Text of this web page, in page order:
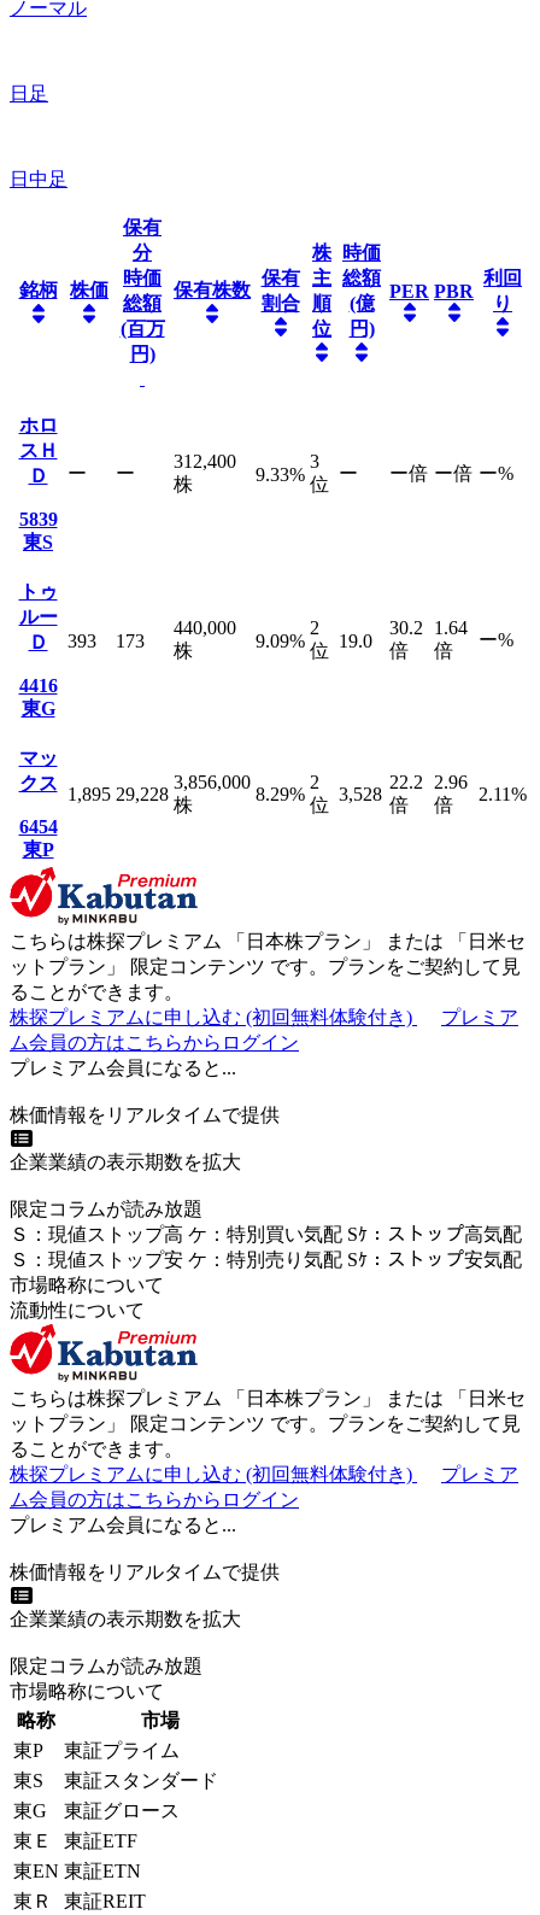
ノーマル
日足
日中足
銘柄 株価
保有
分
時価
総額
(百万
円)
保有株数
保有
割合
株
主
順
位
時価
総額
(億
円)
PER PBR
利回
り
ホロ
スＨ
Ｄ
5839
東S
ー ー
312,400
株
9.33%
3
位
ー ー倍 ー倍 ー%
トゥ
ルー
Ｄ
4416
東G
393 173
440,000
株
9.09%
2
位 19.0
30.2
倍
1.64
倍
ー%
マッ
クス
6454
東P
1,895 29,228
3,856,000
株
8.29%
2
位
3,528
22.2
倍
2.96
倍
2.11%
こちらは株探プレミアム 「 日本株プラン 」 または 「 日米セ
ットプラン 」 限定コンテンツ です。プランをご契約して見
ることができます。
株探プレミアムに申し込む (初回無料体験付き)
プレミア
ム会員の方はこちらからログイン
プレミアム会員になると...
株価情報をリアルタイムで提供
企業業績の表示期数を拡大
限定コラムが読み放題
Ｓ ： 現値ストップ高 ケ ： 特別買い気配 Sｹ ： ストップ高気配
Ｓ ： 現値ストップ安 ケ ： 特別売 り 気配 Sｹ ： ストップ安気配
市場略称について
流動性について
こちらは株探プレミアム 「 日本株プラン 」 または 「 日米セ
ットプラン 」 限定コンテンツ です。プランをご契約して見
ることができます。
株探プレミアムに申し込む (初回無料体験付き)
プレミア
ム会員の方はこちらからログイン
プレミアム会員になると...
株価情報をリアルタイムで提供
企業業績の表示期数を拡大
限定コラムが読み放題
市場略称について
略称
市場
東P
東証プライム
東S
東証スタンダード
東G
東証グロース
東Ｅ
東証ETF
東EN 東証ETN
東Ｒ
東証REIT